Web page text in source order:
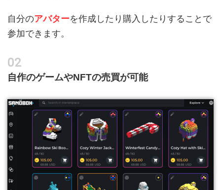
自分のアバターを作成したり購入したりすることで
参加できます。
自作のゲームやNFTの売買が可能